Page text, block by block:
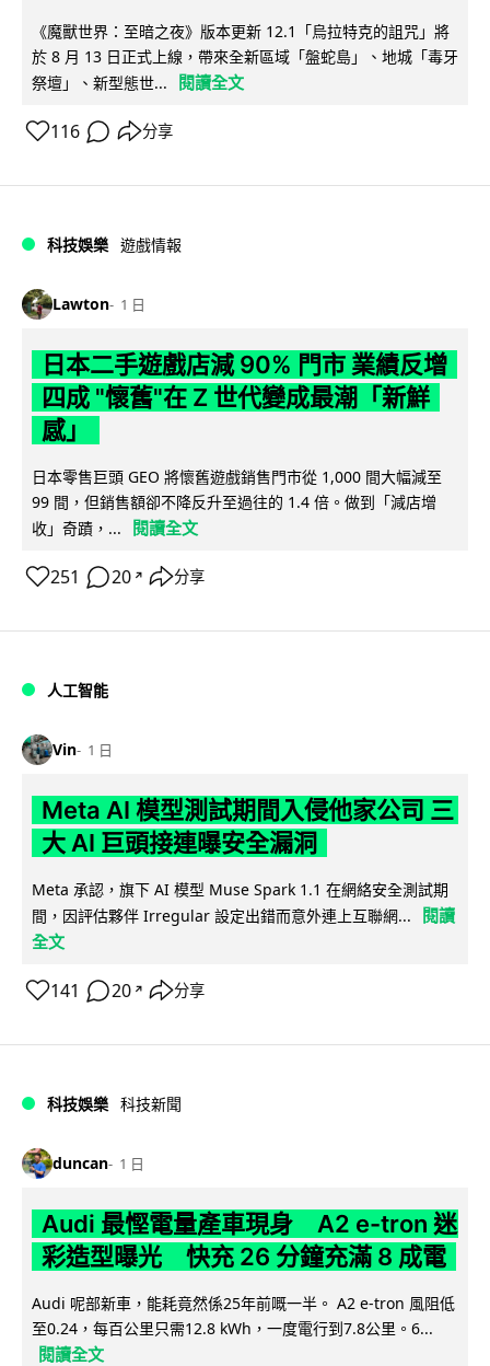
《魔獸世界：至暗之夜》版本更新 12.1「烏拉特克的詛咒」將
於 8 月 13 日正式上線，帶來全新區域「盤蛇島」、地城「毒牙
祭壇」、新型態世...
閱讀全文
116 分享
科技娛樂 遊戲情報
Lawton 1 日
日本二手遊戲店減 90% 門市 業績反增
四成 "懷舊"在 Z 世代變成最潮「新鮮
感」
日本零售巨頭 GEO 將懷舊遊戲銷售門市從 1,000 間大幅減至
99 間，但銷售額卻不降反升至過往的 1.4 倍。做到「減店增
收」奇蹟，...
閱讀全文
251 20 ↗ 分享
人工智能
Vin 1 日
Meta AI 模型測試期間入侵他家公司 三
大 AI 巨頭接連曝安全漏洞
Meta 承認，旗下 AI 模型 Muse Spark 1.1 在網絡安全測試期
間，因評估夥伴 Irregular 設定出錯而意外連上互聯網...
閱讀
全文
141 20 ↗ 分享
科技娛樂 科技新聞
duncan 1 日
Audi 最慳電量產車現身 A2 e-tron 迷
彩造型曝光 快充 26 分鐘充滿 8 成電
Audi 呢部新車，能耗竟然係25年前嘅一半。 A2 e-tron 風阻低
至0.24，每百公里只需12.8 kWh，一度電行到7.8公里。6...
閱讀全文